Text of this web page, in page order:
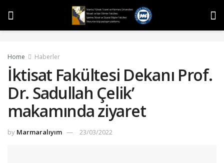
Home Haberler
İktisat Fakültesi Dekanı Prof.
Dr. Sadullah Çelik’
makamında ziyaret
by Marmaralıyım 23/03/2022